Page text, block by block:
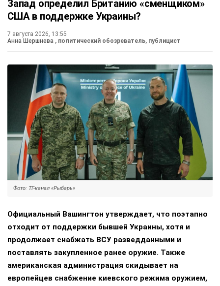
Запад определил Британию «сменщиком»
США в поддержке Украины?
7 августа 2026, 13:55
Анна Шершнева , политический обозреватель, публицист
Фото: ТГ-канал «Рыбарь»
Официальный Вашингтон утверждает, что поэтапно
отходит от поддержки бывшей Украины, хотя и
продолжает снабжать ВСУ разведданными и
поставлять закупленное ранее оружие. Также
американская администрация скидывает на
европейцев снабжение киевского режима оружием,